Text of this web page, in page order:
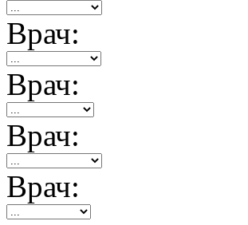
Врач:
Врач:
Врач:
Врач: